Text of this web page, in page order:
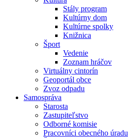
Stály program
Kultúrny dom
Kultúrne spolky
Knižnica
Šport
Vedenie
Zoznam hráčov
Virtuálny cintorín
Geoportál obce
Zvoz odpadu
Samospráva
Starosta
Zastupiteľstvo
Odborné komisie
Pracovníci obecného úradu